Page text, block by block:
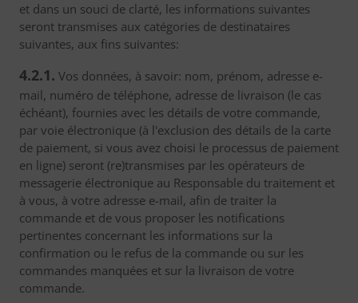
et dans un souci de clarté, les informations suivantes
seront transmises aux catégories de destinataires
suivantes, aux fins suivantes:
4.2.1. Vos données, à savoir: nom, prénom, adresse e-
mail, numéro de téléphone, adresse de livraison (le cas
échéant), fournies avec les détails de votre commande,
par voie électronique (à l'exclusion des détails de la carte
de paiement, si vous avez choisi le processus de paiement
en ligne) seront (re)transmises par les opérateurs de
messagerie électronique au Responsable du traitement et
à vous, à votre adresse e-mail, afin de traiter la
commande et de vous proposer les notifications
pertinentes concernant les informations sur la
confirmation ou le refus de la commande ou sur les
commandes manquées et sur la livraison de votre
commande.